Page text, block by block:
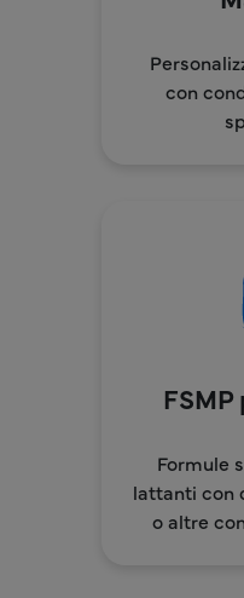
con
Formule
lattanti con
o altre